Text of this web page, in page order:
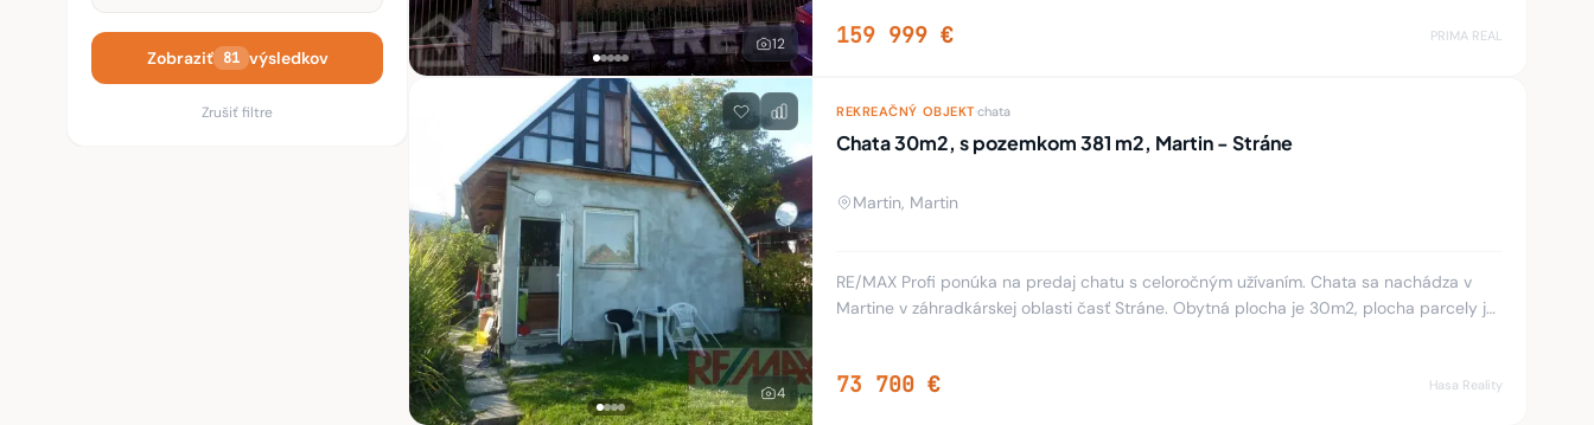
Zobraziť 81 výsledkov
Zrušiť filtre
12 159 999 € PRIMA REAL
4
REKREAČNÝ OBJEKT·chata
Chata 30m2, s pozemkom 381 m2, Martin - Stráne
Martin, Martin
RE/MAX Profi ponúka na predaj chatu s celoročným užívaním. Chata sa nachádza v
Martine v záhradkárskej oblasti časť Stráne. Obytná plocha je 30m2, plocha parcely je
73 700 € Hasa Reality